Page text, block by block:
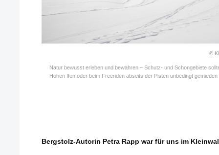
©
Natur bewusst erleben und bewahren – Schutz- und Schongebiete
Hohen Ifen oder beim Freeriden abseits der Pisten unbedingt gemieden
Bergstolz-Autorin Petra Rapp war für uns im